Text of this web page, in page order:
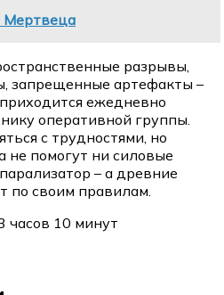
Мертвеца
разрывы,
запрещенные артефакты –
ежедневно
оперативной группы.
с трудностями, но
не помогут ни силовые
– а древние
по своим правилам.
часов 10 минут